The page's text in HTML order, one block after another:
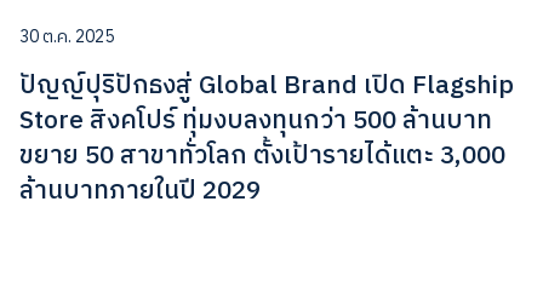
30 ต.ค. 2025
ปัญญ์ปุริปักธงสู่ Global Brand เปิด Flagship
Store สิงคโปร์ ทุ่มงบลงทุนกว่า 500 ล้านบาท
ขยาย 50 สาขาทั่วโลก ตั้งเป้ารายได้แตะ 3,000
ล้านบาทภายในปี 2029